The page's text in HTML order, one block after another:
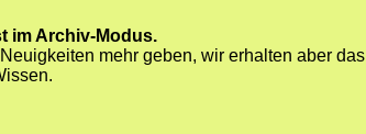
im Archiv-Modus.
mehr geben, wir erhalten aber das